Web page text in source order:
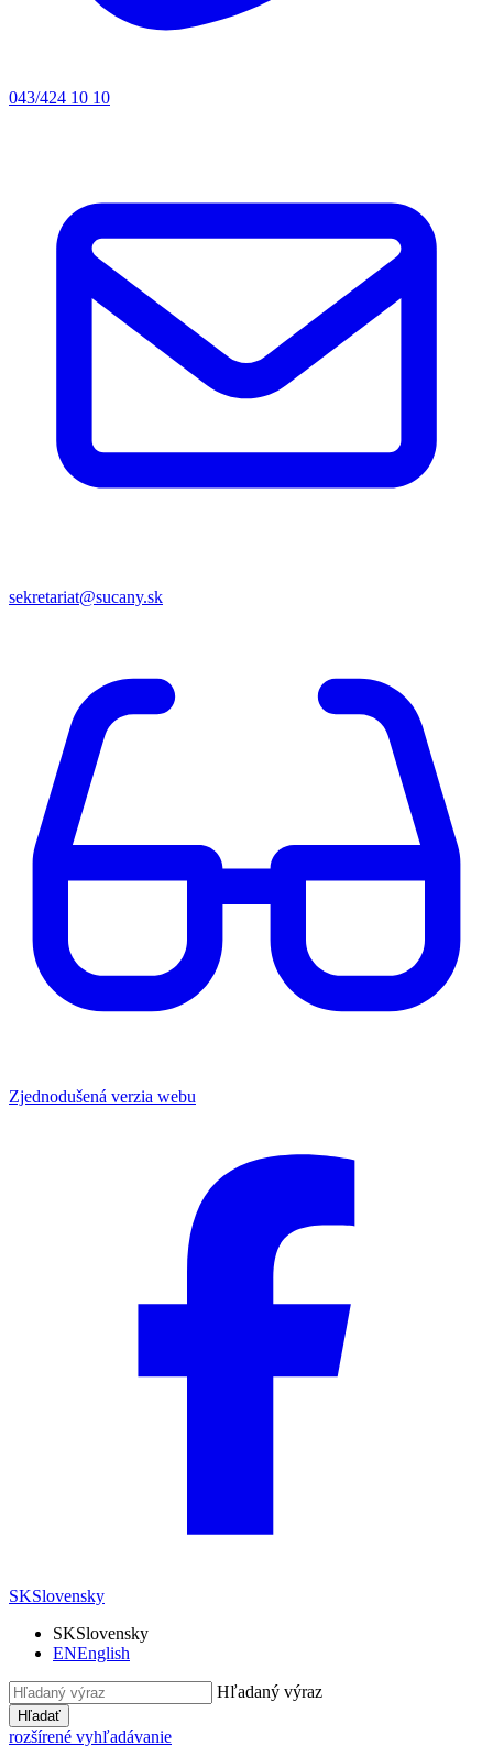
043/424 10 10
sekretariat@sucany.sk
Zjednodušená verzia webu
SKSlovensky
SKSlovensky
ENEnglish
Hľadaný výraz
Hľadať
rozšírené vyhľadávanie